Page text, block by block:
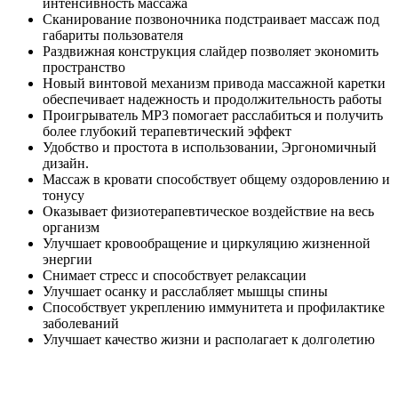
интенсивность массажа
Сканирование позвоночника подстраивает массаж под
габариты пользователя
Раздвижная конструкция слайдер позволяет экономить
пространство
Новый винтовой механизм привода массажной каретки
обеспечивает надежность и продолжительность работы
Проигрыватель МР3 помогает расслабиться и получить
более глубокий терапевтический эффект
Удобство и простота в использовании, Эргономичный
дизайн.
Массаж в кровати способствует общему оздоровлению и
тонусу
Оказывает физиотерапевтическое воздействие на весь
организм
Улучшает кровообращение и циркуляцию жизненной
энергии
Снимает стресс и способствует релаксации
Улучшает осанку и расслабляет мышцы спины
Способствует укреплению иммунитета и профилактике
заболеваний
Улучшает качество жизни и располагает к долголетию